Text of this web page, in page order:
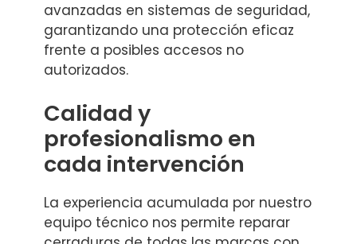
avanzadas en sistemas de seguridad,
garantizando una protección eficaz
frente a posibles accesos no
autorizados.
Calidad y
profesionalismo en
cada intervención
La experiencia acumulada por nuestro
equipo técnico nos permite reparar